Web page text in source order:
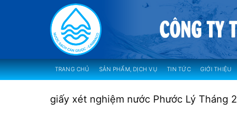
TRANG CHỦ SẢN PHẨM, DỊCH VỤ TIN TỨC GIỚI THIỆU
giấy xét nghiệm nước Phước Lý Tháng 2